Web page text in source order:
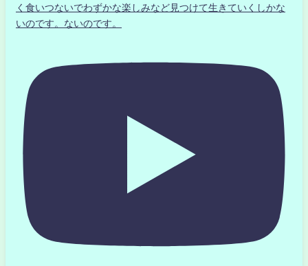
く食いつないでわずかな楽しみなど見つけて生きていくしかな
いのです。ないのです。